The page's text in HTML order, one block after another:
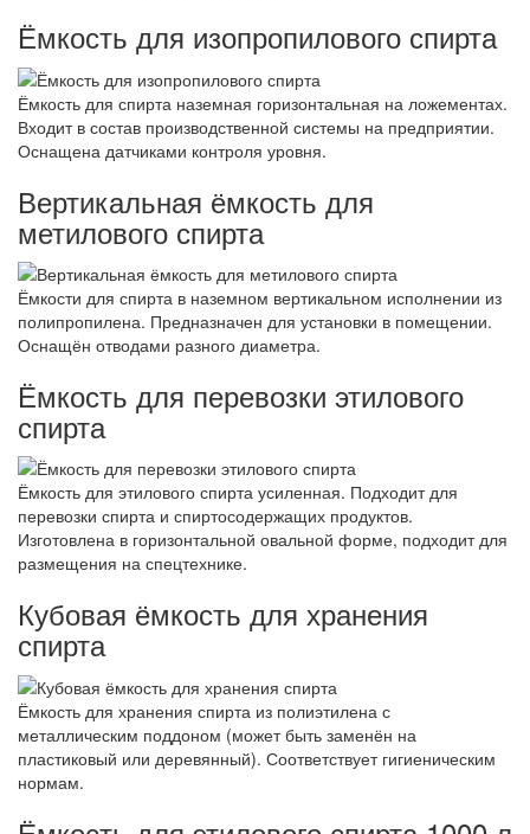
Ёмкость для изопропилового спирта
Ёмкость для спирта наземная горизонтальная на ложементах.
Входит в состав производственной системы на предприятии.
Оснащена датчиками контроля уровня.
Вертикальная ёмкость для
метилового спирта
Ёмкости для спирта в наземном вертикальном исполнении из
полипропилена. Предназначен для установки в помещении.
Оснащён отводами разного диаметра.
Ёмкость для перевозки этилового
спирта
Ёмкость для этилового спирта усиленная. Подходит для
перевозки спирта и спиртосодержащих продуктов.
Изготовлена в горизонтальной овальной форме, подходит для
размещения на спецтехнике.
Кубовая ёмкость для хранения
спирта
Ёмкость для хранения спирта из полиэтилена с
металлическим поддоном (может быть заменён на
пластиковый или деревянный). Соответствует гигиеническим
нормам.